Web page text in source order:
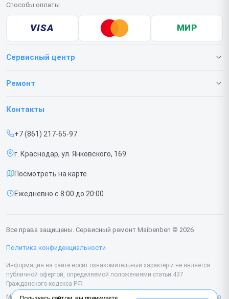
Способы оплаты
VISA МИР
Сервисный центр
О нашем сервисе
Срочный ремонт
Доставка и способы оплаты
Диагностика
Контакты
Ремонт
Ноутбуков
Контакты
+7 (861) 217-65-97
г. Краснодар, ул. Янковского, 169
Посмотреть на карте
Ежедневно с 8:00 до 20:00
Все права защищены. Сервисный ремонт Maibenben © 2026
Политика конфиденциальности
Информация на сайте носит ознакомительный характер и не является
публичной офертой, определяемой положениями статьи 437
Гражданского кодекса РФ.
Мы специализируемся на обслуживании и ремонте техники Maibenben, но